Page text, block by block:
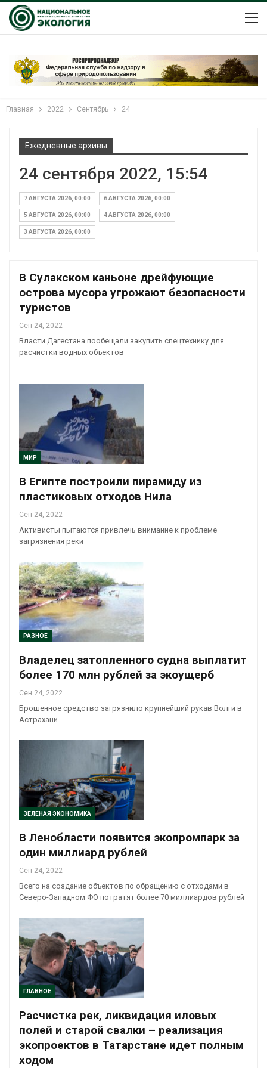
Главная 2022 Сентябрь 24
Ежедневные архивы
24 сентября 2022, 15:54
7 АВГУСТА 2026, 00:00 6 АВГУСТА 2026, 00:00
5 АВГУСТА 2026, 00:00 4 АВГУСТА 2026, 00:00
3 АВГУСТА 2026, 00:00
В Сулакском каньоне дрейфующие
острова мусора угрожают безопасности
туристов
Сен 24, 2022
Власти Дагестана пообещали закупить спецтехнику для
расчистки водных объектов
МИР
В Египте построили пирамиду из
пластиковых отходов Нила
Сен 24, 2022
Активисты пытаются привлечь внимание к проблеме
загрязнения реки
РАЗНОЕ
Владелец затопленного судна выплатит
более 170 млн рублей за экоущерб
Сен 24, 2022
Брошенное средство загрязнило крупнейший рукав Волги в
Астрахани
ЗЕЛЕНАЯ ЭКОНОМИКА
В Ленобласти появится экопромпарк за
один миллиард рублей
Сен 24, 2022
Всего на создание объектов по обращению с отходами в
Северо-Западном ФО потратят более 70 миллиардов рублей
ГЛАВНОЕ
Расчистка рек, ликвидация иловых
полей и старой свалки – реализация
экопроектов в Татарстане идет полным
ходом